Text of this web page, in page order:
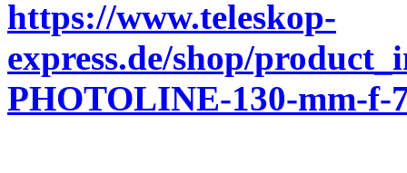
https://www.teleskop-
express.de/shop/
PHOTOLINE-130-mm-f-